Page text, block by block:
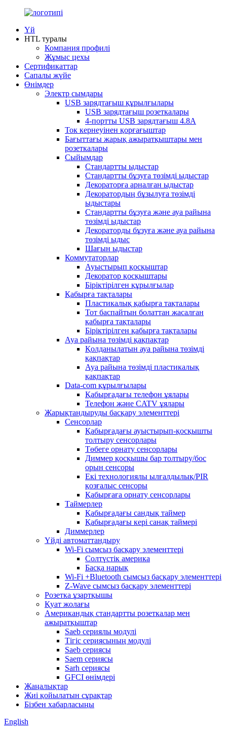
Үй
HTL туралы
Компания профилі
Жұмыс цехы
Сертификаттар
Сапалы жүйе
Өнімдер
Электр сымдары
USB зарядтағыш құрылғылары
USB зарядтағыш розеткалары
4-портты USB зарядтағыш 4.8A
Ток кернеуінен қорғағыштар
Бағыттағы жарық ажыратқыштары мен
розеткалары
Сыйымдар
Стандартты ыдыстар
Стандартты бұзуға төзімді ыдыстар
Декораторға арналған ыдыстар
Декоратордың бұзылуға төзімді
ыдыстары
Стандартты бұзуға және ауа райына
төзімді ыдыстар
Декораторды бұзуға және ауа райына
төзімді ыдыс
Шағын ыдыстар
Коммутаторлар
Ауыстырып қосқыштар
Декоратор қосқыштары
Біріктірілген құрылғылар
Қабырға тақталары
Пластикалық қабырға тақталары
Тот баспайтын болаттан жасалған
қабырға тақталары
Біріктірілген қабырға тақталары
Ауа райына төзімді қақпақтар
Қолданылатын ауа райына төзімді
қақпақтар
Ауа райына төзімді пластикалық
қақпақтар
Data-com құрылғылары
Қабырғадағы телефон ұялары
Телефон және CATV ұялары
Жарықтандыруды басқару элементтері
Сенсорлар
Қабырғадағы ауыстырып-қосқышты
толтыру сенсорлары
Төбеге орнату сенсорлары
Диммер қосқышы бар толтыру/бос
орын сенсоры
Екі технологиялы ылғалдылық/PIR
қозғалыс сенсоры
Қабырғаға орнату сенсорлары
Таймерлер
Қабырғадағы сандық таймер
Қабырғадағы кері санақ таймері
Диммерлер
Үйді автоматтандыру
Wi-Fi сымсыз басқару элементтері
Солтүстік америка
Басқа нарық
Wi-Fi +Bluetooth сымсыз басқару элементтері
Z-Wave сымсыз басқару элементтері
Розетка ұзартқышы
Қуат жолағы
Американдық стандартты розеткалар мен
ажыратқыштар
Saeb сериялы модулі
Тігіс сериясының модулі
Saeb сериясы
Saem сериясы
Sarh сериясы
GFCI өнімдері
Жаңалықтар
Жиі қойылатын сұрақтар
Бізбен хабарласыңы
English